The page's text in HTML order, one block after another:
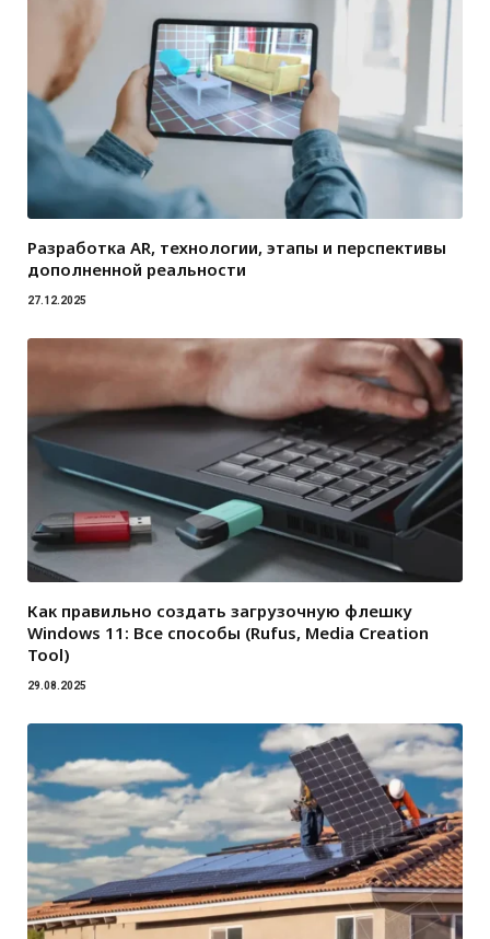
Разработка AR, технологии, этапы и перспективы
дополненной реальности
27.12.2025
Как правильно создать загрузочную флешку
Windows 11: Все способы (Rufus, Media Creation
Tool)
29.08.2025